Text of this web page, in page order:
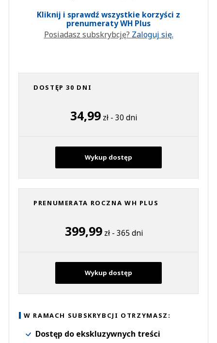
Kliknij i sprawdź wszystkie korzyści z
prenumeraty WH Plus
Posiadasz subskrybcję? Zaloguj się.
DOSTĘP 30 DNI
34,99 zł - 30 dni
Wykup dostęp
PRENUMERATA ROCZNA WH PLUS
399,99zł - 365 dni
Wykup dostęp
W RAMACH SUBSKRYBCJI OTRZYMASZ:
Dostęp do ekskluzywnych treści